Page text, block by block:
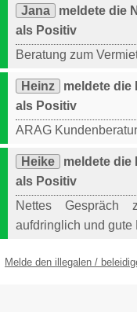
Jana
meldete die
als Positiv
Beratung zum
Heinz
meldete die
als Positiv
ARAG
Heike
meldete die
als Positiv
Nettes Gespräch
aufdringlich und gute
Melde den illegalen /